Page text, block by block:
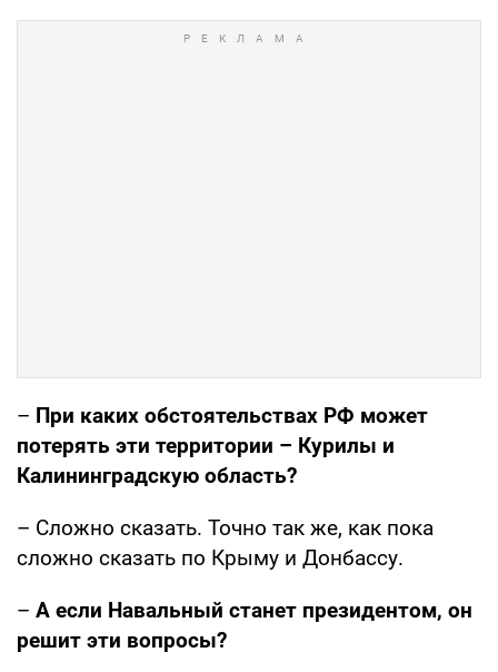
– При каких обстоятельствах РФ может
потерять эти территории – Курилы и
Калининградскую область?
– Сложно сказать. Точно так же, как пока
сложно сказать по Крыму и Донбассу.
– А если Навальный станет президентом, он
решит эти вопросы?